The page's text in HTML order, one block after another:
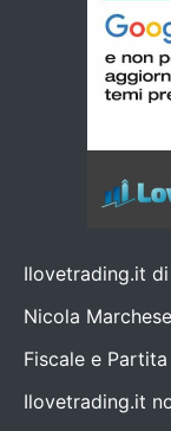
Ilovetrading.it
Nicola
Fiscale e Partita
Ilovetrading.it